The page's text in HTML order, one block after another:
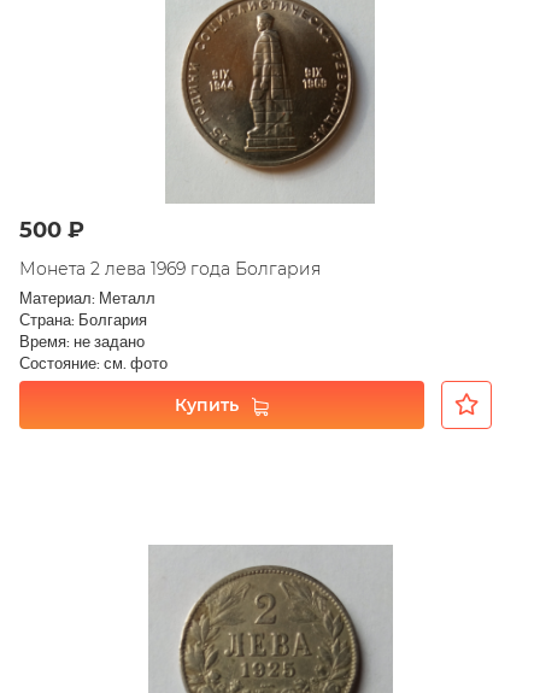
500 ₽
Монета 2 лева 1969 года Болгария
Материал: Металл
Страна: Болгария
Время: не задано
Состояние: см. фото
Купить